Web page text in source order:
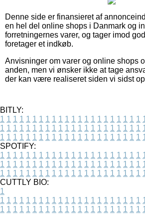
Denne side er finansieret af
en hel del online shops i Danmark og
forretningernes varer, og tager imod
foretager et indkøb.
Anvisninger om varer og online shops
anden, men vi ønsker ikke at tage
der kan være realiseret siden vi sidst
BITLY:
1 1 1 1 1 1 1 1 1 1 1 1 1 1 1 1 1 1 1 1 1 1
1 1 1 1 1 1 1 1 1 1 1 1 1 1 1 1 1 1 1 1 1 1
1 1 1 1 1 1 1 1 1 1 1 1 1 1 1 1 1 1 1 1 1 1
SPOTIFY:
1 1 1 1 1 1 1 1 1 1 1 1 1 1 1 1 1 1 1 1 1 1
1 1 1 1 1 1 1 1 1 1 1 1 1 1 1 1 1 1 1 1 1 1
1 1 1 1 1 1 1 1 1 1 1 1 1 1 1 1 1 1 1 1 1 1
CUTTLY BIO:
1
1 1 1 1 1 1 1 1 1 1 1 1 1 1 1 1 1 1 1 1 1 1
1 1 1 1 1 1 1 1 1 1 1 1 1 1 1 1 1 1 1 1 1 1